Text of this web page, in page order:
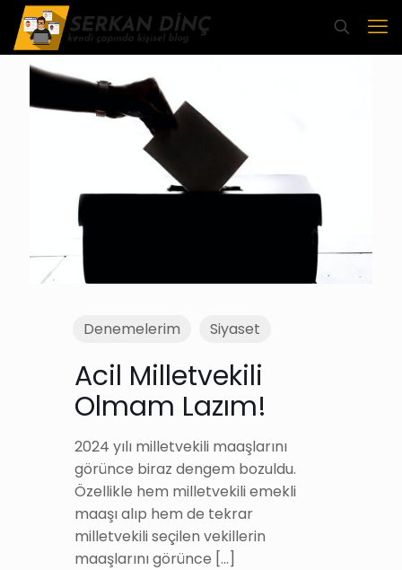
Denemelerim Siyaset
Acil Milletvekili
Olmam Lazım!
2024 yılı milletvekili maaşlarını
görünce biraz dengem bozuldu.
Özellikle hem milletvekili emekli
maaşı alıp hem de tekrar
milletvekili seçilen vekillerin
maaşlarını görünce […]